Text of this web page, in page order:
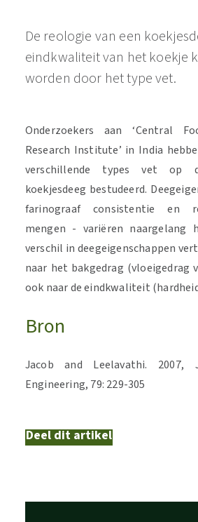
De reologie van een
eindkwaliteit van het koekje
worden door het type vet.
Onderzoekers aan ‘Central
Research Institute’ in India
verschillende types vet op
koekjesdeeg bestudeerd.
farinograaf consistentie en
mengen - variëren naargelang
verschil in deegeigenschappen
naar het bakgedrag (vloeigedrag
ook naar de eindkwaliteit
Bron
Jacob and Leelavathi. 2007,
Engineering, 79: 229-305
Deel dit artikel